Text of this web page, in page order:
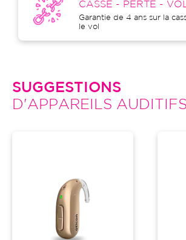
CASSE - PERTE -
Garantie de 4 ans sur la
le vol
SUGGESTIONS
D'APPAREILS AUDITIFS